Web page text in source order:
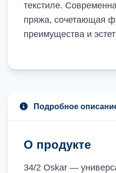
текстиле.
пряжа, сочетающая
преимущества и
Подробное
О продукте
34/2 Oskar —